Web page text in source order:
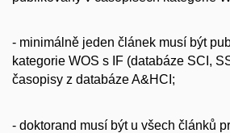
- minimálně jeden článek musí být
kategorie WOS s IF (databáze SCI,
časopisy z databáze A&HCI;
- doktorand musí být u všech článků